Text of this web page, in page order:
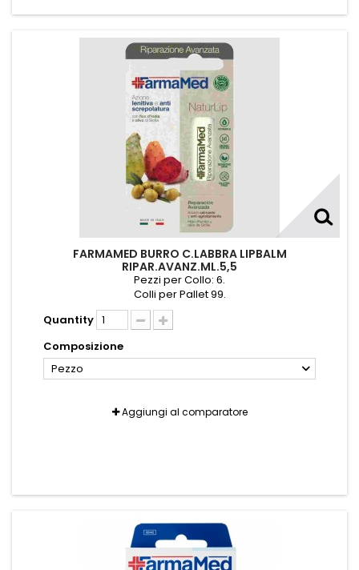
FARMAMED BURRO C.LABBRA LIPBALM
RIPAR.AVANZ.ML.5,5
Pezzi per Collo: 6.
Colli per Pallet 99.
Quantity
Composizione
Pezzo
Aggiungi al comparatore